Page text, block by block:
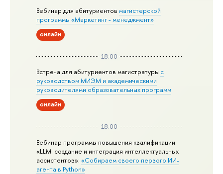
Вебинар для абитуриентовмагистерской
программы «Маркетинг - менеджмент»
онлайн
18:00
Встреча для абитуриентов магистратуры с
руководством МИЭМ и академическими
руководителями образовательных программ
онлайн
18:00
Вебинар программы повышения квалификации
«LLM: создание и интеграция интеллектуальных
ассистентов»:«Собираем своего первого ИИ-
агента в Python»